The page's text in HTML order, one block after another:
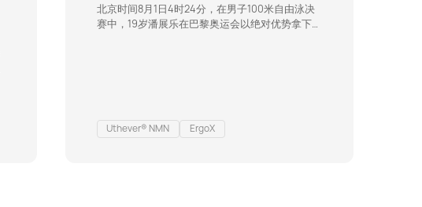
北京时间8月1日4时24分，在男子100米自由泳决
赛中，19岁潘展乐在巴黎奥运会以绝对优势拿下代
银6铜。饮食方案奥运选手的成功离不开精…
Uthever® NMN ErgoX